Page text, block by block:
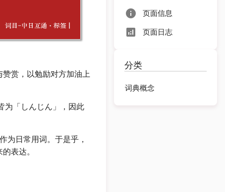
词目-中日互通・标签
赏，以勉励对方加油上
为「しんじん」，因此
为日常用词。于是乎，
表达。
页面信息
页面日志
分类
词典概念